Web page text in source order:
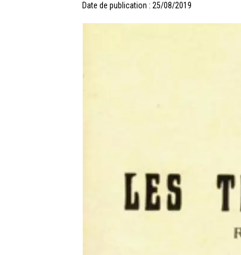
Date de publication : 25/08/2019